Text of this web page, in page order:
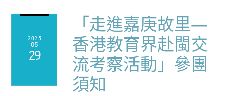
2025
05
29
「走進嘉庚故里—
香港教育界赴閩交
流考察活動」參團
須知